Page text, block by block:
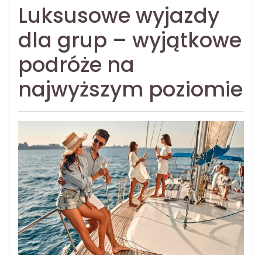
Luksusowe wyjazdy
dla grup – wyjątkowe
podróże na
najwyższym poziomie